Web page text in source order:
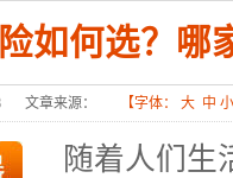
如何选？哪
文章来源： 【字体： 大 中 小
随着人们生